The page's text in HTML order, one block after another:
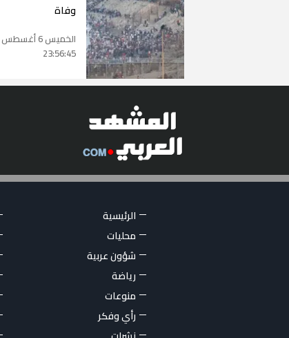
وفاة
23:56:45
الرئيسية
محليات
شؤون عربية
رياضة
منوعات
رأي وفكر